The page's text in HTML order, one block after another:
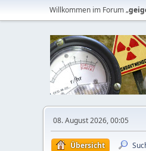
Willkommen im Forum „
08. August 2026, 00:05
Übersicht